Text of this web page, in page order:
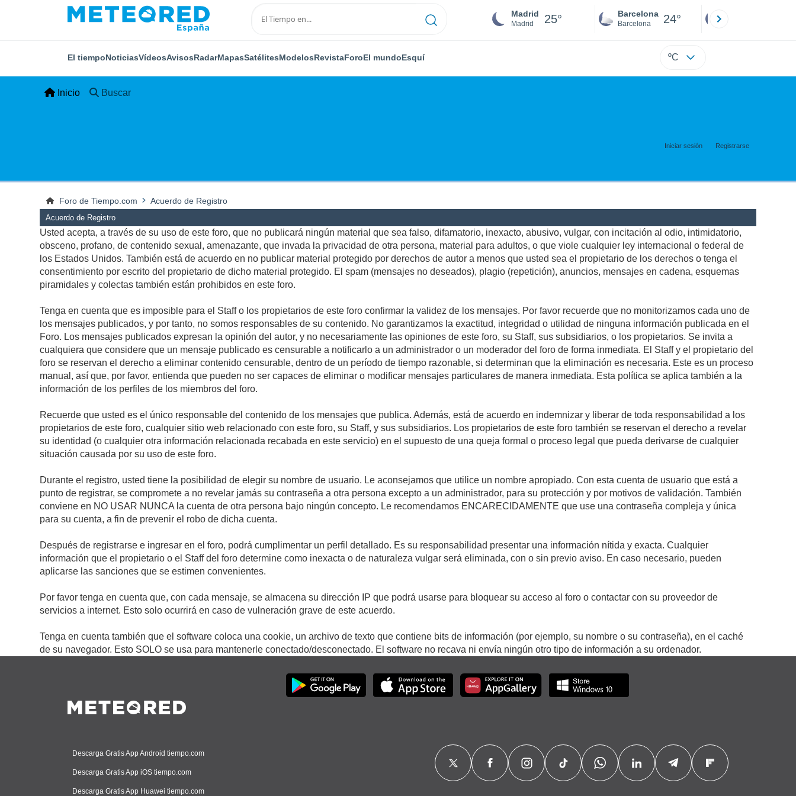
Madrid
Madrid 25° Barcelona
Barcelona 24°
El tiempoNoticiasVídeosAvisosRadarMapasSatélitesModelosRevistaForoEl mundoEsquí ºC
Inicio Buscar
Iniciar sesión Registrarse
Foro de Tiempo.com Acuerdo de Registro
Acuerdo de Registro
Usted acepta, a través de su uso de este foro, que no publicará ningún material que sea falso, difamatorio, inexacto, abusivo, vulgar, con incitación al odio, intimidatorio,
obsceno, profano, de contenido sexual, amenazante, que invada la privacidad de otra persona, material para adultos, o que viole cualquier ley internacional o federal de
los Estados Unidos. También está de acuerdo en no publicar material protegido por derechos de autor a menos que usted sea el propietario de los derechos o tenga el
consentimiento por escrito del propietario de dicho material protegido. El spam (mensajes no deseados), plagio (repetición), anuncios, mensajes en cadena, esquemas
piramidales y colectas también están prohibidos en este foro.
Tenga en cuenta que es imposible para el Staff o los propietarios de este foro confirmar la validez de los mensajes. Por favor recuerde que no monitorizamos cada uno de
los mensajes publicados, y por tanto, no somos responsables de su contenido. No garantizamos la exactitud, integridad o utilidad de ninguna información publicada en el
Foro. Los mensajes publicados expresan la opinión del autor, y no necesariamente las opiniones de este foro, su Staff, sus subsidiarios, o los propietarios. Se invita a
cualquiera que considere que un mensaje publicado es censurable a notificarlo a un administrador o un moderador del foro de forma inmediata. El Staff y el propietario del
foro se reservan el derecho a eliminar contenido censurable, dentro de un período de tiempo razonable, si determinan que la eliminación es necesaria. Este es un proceso
manual, así que, por favor, entienda que pueden no ser capaces de eliminar o modificar mensajes particulares de manera inmediata. Esta política se aplica también a la
información de los perfiles de los miembros del foro.
Recuerde que usted es el único responsable del contenido de los mensajes que publica. Además, está de acuerdo en indemnizar y liberar de toda responsabilidad a los
propietarios de este foro, cualquier sitio web relacionado con este foro, su Staff, y sus subsidiarios. Los propietarios de este foro también se reservan el derecho a revelar
su identidad (o cualquier otra información relacionada recabada en este servicio) en el supuesto de una queja formal o proceso legal que pueda derivarse de cualquier
situación causada por su uso de este foro.
Durante el registro, usted tiene la posibilidad de elegir su nombre de usuario. Le aconsejamos que utilice un nombre apropiado. Con esta cuenta de usuario que está a
punto de registrar, se compromete a no revelar jamás su contraseña a otra persona excepto a un administrador, para su protección y por motivos de validación. También
conviene en NO USAR NUNCA la cuenta de otra persona bajo ningún concepto. Le recomendamos ENCARECIDAMENTE que use una contraseña compleja y única
para su cuenta, a fin de prevenir el robo de dicha cuenta.
Después de registrarse e ingresar en el foro, podrá cumplimentar un perfil detallado. Es su responsabilidad presentar una información nítida y exacta. Cualquier
información que el propietario o el Staff del foro determine como inexacta o de naturaleza vulgar será eliminada, con o sin previo aviso. En caso necesario, pueden
aplicarse las sanciones que se estimen convenientes.
Por favor tenga en cuenta que, con cada mensaje, se almacena su dirección IP que podrá usarse para bloquear su acceso al foro o contactar con su proveedor de
servicios a internet. Esto solo ocurrirá en caso de vulneración grave de este acuerdo.
Tenga en cuenta también que el software coloca una cookie, un archivo de texto que contiene bits de información (por ejemplo, su nombre o su contraseña), en el caché
de su navegador. Esto SOLO se usa para mantenerle conectado/desconectado. El software no recava ni envía ningún otro tipo de información a su ordenador.
Descarga Gratis App Android tiempo.com
Descarga Gratis App iOS tiempo.com
Descarga Gratis App Huawei tiempo.com